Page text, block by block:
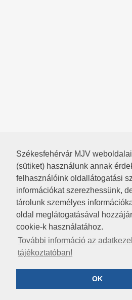
Székesfehérvár MJV
(sütiket) használunk annak
felhasználóink oldallátogatási
információkat szerezhessünk,
tárolunk személyes
oldal meglátogatásával
cookie-k használatához.
További információ az
tájékoztatóban!
OK